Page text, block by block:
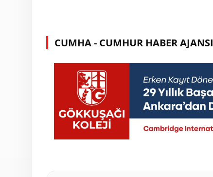
CUMHA - CUMHUR HABER AJANSI